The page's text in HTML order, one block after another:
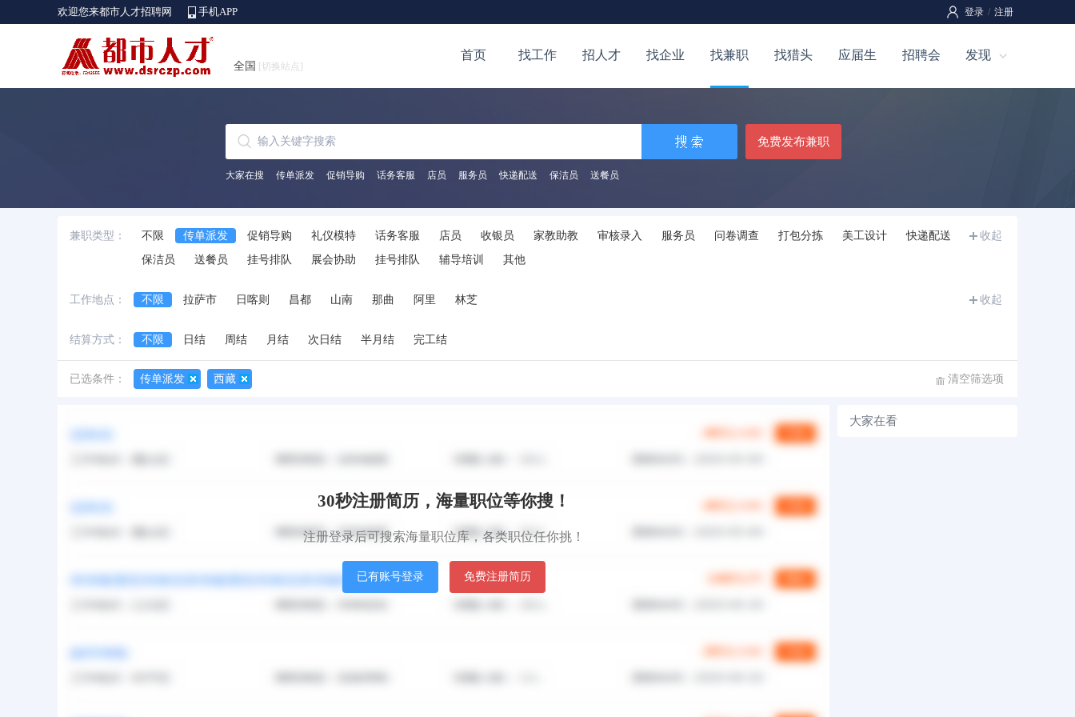
欢迎您来都市人才招聘网 手机APP 登录 / 注册
全国 [切换站点]
首页 找工作 招人才 找企业 找兼职 找猎头 应届生 招聘会 发现
免费发布兼职
大家在搜 传单派发 促销导购 话务客服 店员 服务员 快递配送 保洁员 送餐员
兼职类型： 不限 传单派发 促销导购 礼仪模特 话务客服 店员 收银员 家教助教 审核录入 服务员 问卷调查 打包分拣 美工设计
快递配送
保洁员
送餐员 挂号排队 展会协助 挂号排队 辅导培训 其他
收起
工作地点： 不限 拉萨市 日喀则 昌都 山南 那曲 阿里 林芝 收起
结算方式： 不限 日结 周结 月结 次日结 半月结 完工结
已选条件： 传单派发 西藏 清空筛选项
第1/0页
30秒注册简历，海量职位等你搜！
注册登录后可搜索海量职位库，各类职位任你挑！
已有账号登录 免费注册简历
大家在看